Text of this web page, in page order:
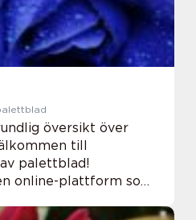
översikt över
till
palettblad!
online-plattform som
omfattande